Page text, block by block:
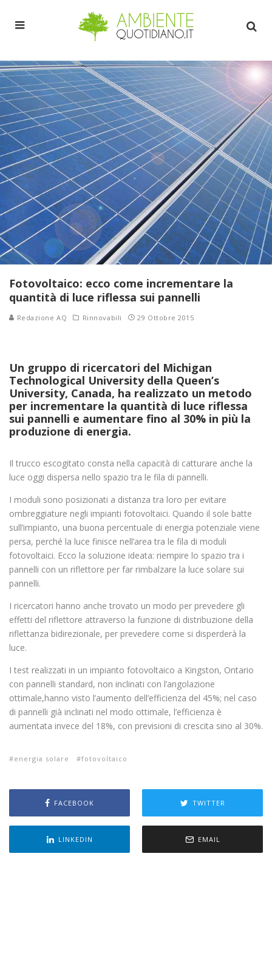
Fotovoltaico: ecco come incrementare la
quantità di luce riflessa sui pannelli
Redazione AQ Rinnovabili 29 Ottobre 2015
Un gruppo di ricercatori del Michigan
Technological University della Queen’s
University, Canada, ha realizzato un metodo
per incrementare la quantità di luce riflessa
sui pannelli e aumentare fino al 30% in più la
produzione di energia.
Il trucco escogitato consta nella capacità di catturare anche la
luce oggi dispersa nello spazio tra le fila di pannelli.
I moduli sono posizionati a distanza tra loro per evitare
ombreggiature negli impianti fotovoltaici. Quando il sole batte
sull’impianto, una buona percentuale di energia potenziale viene
persa, perché la luce finisce nell’area tra le fila di moduli
fotovoltaici. Ecco la soluzione ideata: riempire lo spazio tra i
pannelli con un riflettore per far rimbalzare la luce solare sui
pannelli.
I ricercatori hanno anche trovato un modo per prevedere gli
effetti del riflettore attraverso la funzione di distribuzione della
riflettanza bidirezionale, per prevedere come si disperderà la
luce.
I test realizzati in un impianto fotovoltaico a Kingston, Ontario
con pannelli standard, non inclinati con l’angolazione
ottimale,hanno visto l’aumento dell’efficienza del 45%; nel caso
di pannelli già inclinati nel modo ottimale, l’efficienza è
aumentata invece del 18%, con previsioni di crescita sino al 30%.
energia solare fotovoltaico
FACEBOOK TWITTER
LINKEDIN EMAIL